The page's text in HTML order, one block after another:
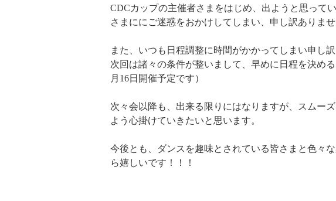
CDCカップの主催者さまをはじめ、出ようと思って
さまににご迷惑をおかけしてしまい、申し訳ありませ
また、いつも日程調整に時間がかかってしまい申し訳
次回は諸々の条件が整いまして、早めに日程を決め
月16日開催予定です）
次々会以降も、出来る限りにはなりますが、スムー
よう心掛けていきたいと思います。
今後とも、ダンスを趣味とされている皆さまと色々
ら嬉しいです！！！